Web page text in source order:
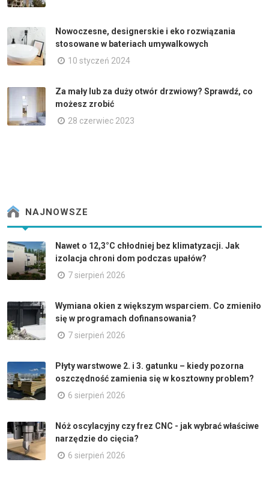
Nowoczesne, designerskie i eko rozwiązania
stosowane w bateriach umywalkowych
10 styczeń 2024
Za mały lub za duży otwór drzwiowy? Sprawdź, co
możesz zrobić
28 czerwiec 2023
NAJNOWSZE
Nawet o 12,3°C chłodniej bez klimatyzacji. Jak
izolacja chroni dom podczas upałów?
7 sierpień 2026
Wymiana okien z większym wsparciem. Co zmieniło
się w programach dofinansowania?
7 sierpień 2026
Płyty warstwowe 2. i 3. gatunku – kiedy pozorna
oszczędność zamienia się w kosztowny problem?
6 sierpień 2026
Nóż oscylacyjny czy frez CNC - jak wybrać właściwe
narzędzie do cięcia?
6 sierpień 2026